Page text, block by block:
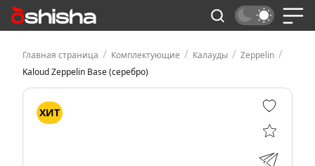
Главная страница / Комплектующие / Калауды / Zeppelin /
Kaloud Zeppelin Base (серебро)
ХИТ